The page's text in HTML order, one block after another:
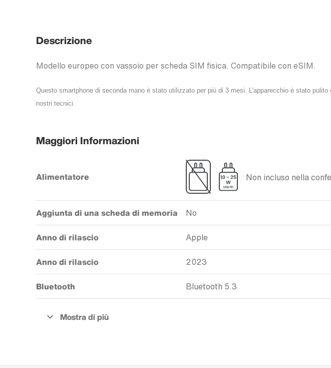
Descrizione
Modello europeo con vassoio per scheda SIM fisica. Compatibile con eSIM.
Questo smartphone di seconda mano è stato utilizzato per più di 3 mesi. L'apparecchio è stato
nostri tecnici.
Maggiori Informazioni
Alimentatore Non incluso nella
Aggiunta di una scheda di memoria No
Anno di rilascio Apple
Anno di rilascio 2023
Bluetooth Bluetooth 5.3